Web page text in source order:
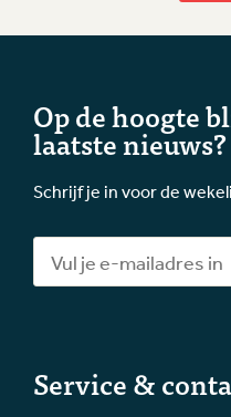
Op de hoogte
laatste nieuws?
Schrijf je in voor de
Service &